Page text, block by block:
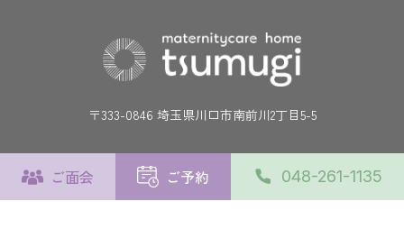
ご面会 ご予約 048-261-1135
〒333-0846 埼玉県川口市南前川2丁目5-5
施設の使い方
よくあるご質問